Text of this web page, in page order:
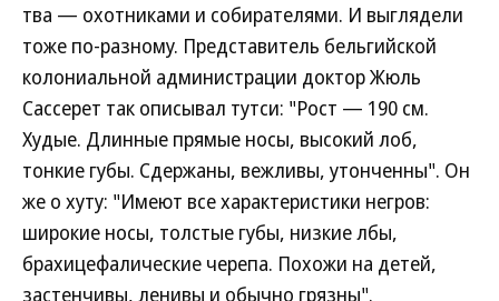
тва — охотниками и собирателями. И выглядели
тоже по-разному. Представитель бельгийской
колониальной администрации доктор Жюль
Сассерет так описывал тутси: "Рост — 190 см.
Худые. Длинные прямые носы, высокий лоб,
тонкие губы. Сдержаны, вежливы, утонченны". Он
же о хуту: "Имеют все характеристики негров:
широкие носы, толстые губы, низкие лбы,
брахицефалические черепа. Похожи на детей,
застенчивы, ленивы и обычно грязны".